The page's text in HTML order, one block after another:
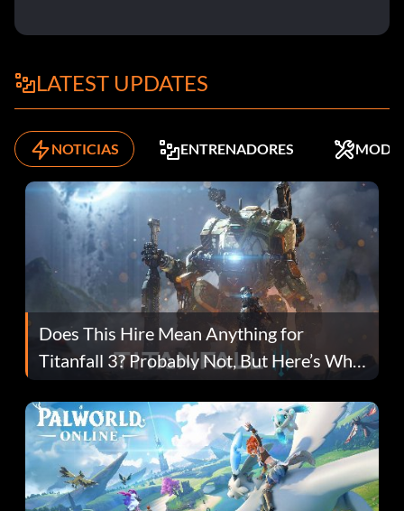
LATEST UPDATES
NOTICIAS ENTRENADORES MODS
Does This Hire Mean Anything for
Titanfall 3? Probably Not, But Here’s Why
Fans Are Hopeful